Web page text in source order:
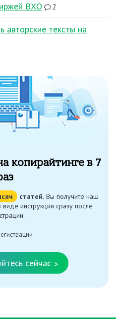
ВХО
2
авторские тексты на
копирайтинге в 7
статей. Вы получите наш
инструкции сразу после
сейчас >